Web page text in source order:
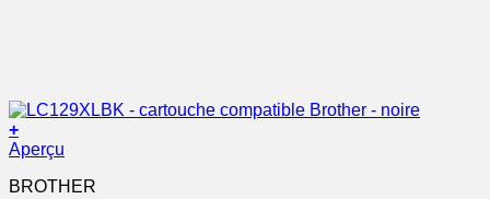
+
Aperçu
BROTHER